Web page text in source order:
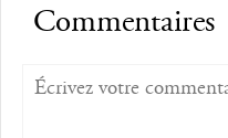
Commentaires